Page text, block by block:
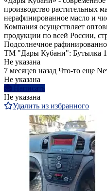
производство растительных
нерафинированное масло и
Компания осуществляет
продукции по всей России,
Подсолнечное
ТМ "Дары Кубани": Бутылка
Не указана
7 месяцев назад Что-то еще
Не указана
Написать
Не указана
Удалить из избранного